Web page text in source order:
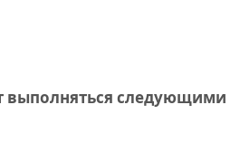
выполняться